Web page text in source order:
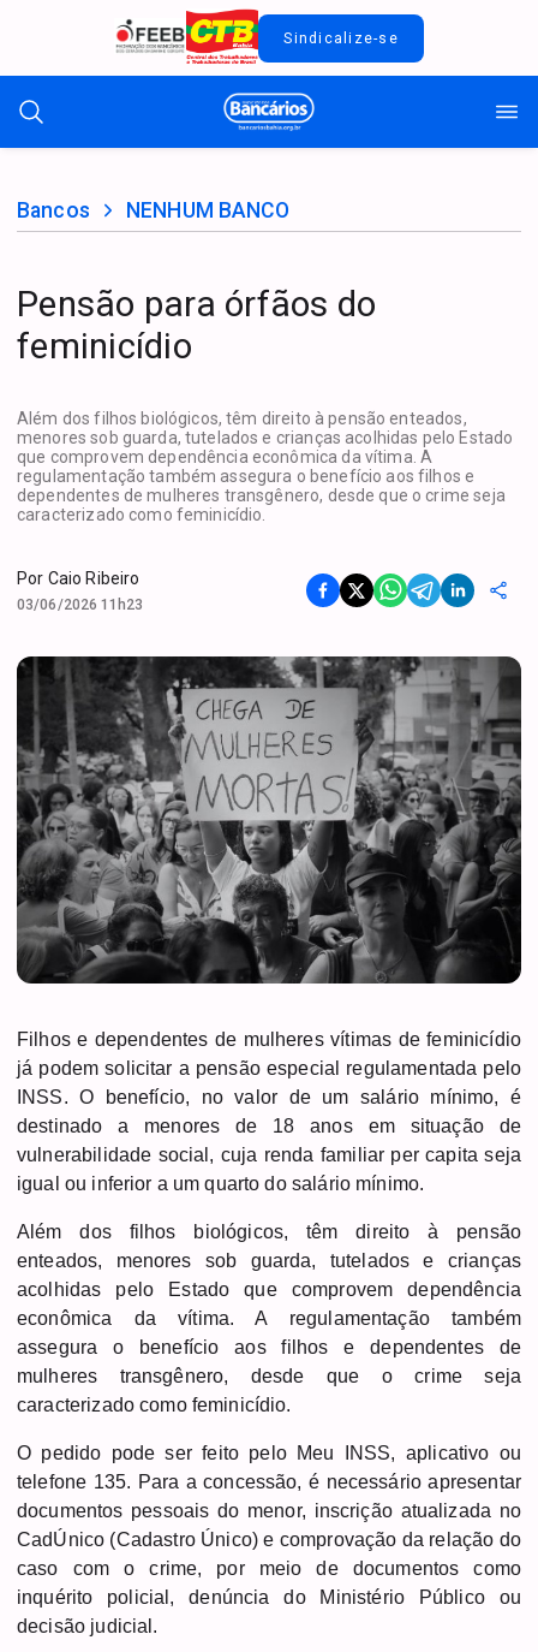
Sindicalize-se
Bancos NENHUM BANCO
Pensão para órfãos do
feminicídio
Além dos filhos biológicos, têm direito à pensão enteados,
menores sob guarda, tutelados e crianças acolhidas pelo Estado
que comprovem dependência econômica da vítima. A
regulamentação também assegura o benefício aos filhos e
dependentes de mulheres transgênero, desde que o crime seja
caracterizado como feminicídio.
Por Caio Ribeiro
03/06/2026 11h23
Filhos e dependentes de mulheres vítimas de feminicídio
já podem solicitar a pensão especial regulamentada pelo
INSS. O benefício, no valor de um salário mínimo, é
destinado a menores de 18 anos em situação de
vulnerabilidade social, cuja renda familiar per capita seja
igual ou inferior a um quarto do salário mínimo.
Além dos filhos biológicos, têm direito à pensão
enteados, menores sob guarda, tutelados e crianças
acolhidas pelo Estado que comprovem dependência
econômica da vítima. A regulamentação também
assegura o benefício aos filhos e dependentes de
mulheres transgênero, desde que o crime seja
caracterizado como feminicídio.
O pedido pode ser feito pelo Meu INSS, aplicativo ou
telefone 135. Para a concessão, é necessário apresentar
documentos pessoais do menor, inscrição atualizada no
CadÚnico (Cadastro Único) e comprovação da relação do
caso com o crime, por meio de documentos como
inquérito policial, denúncia do Ministério Público ou
decisão judicial.